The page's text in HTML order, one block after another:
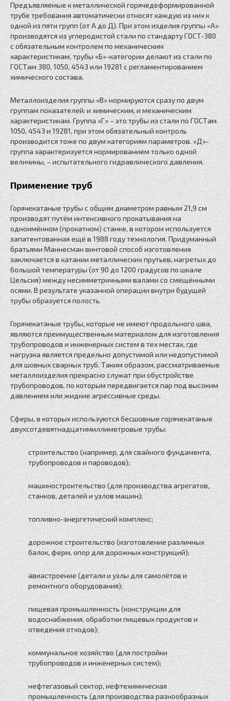
Предъявляемые к металлической горячедеформированной
трубе требования автоматически относят каждую из них к
одной из пяти групп (от А до Д). При этом изделия группы «А»
производятся из углеродистой стали по стандарту ГOCT-380
с обязательным контролем по механическим
характеристикам, трубы «Б»-категории делают из стали по
ГОСТам 380, 1050, 4543 или 19281 с регламентированием
химического состава.
Металлоизделия группы «В» нормируются сразу по двум
группам показателей: и химическим, и механическим
характеристикам. Группа «Г» – это трубы из стали по ГОСТам
1050, 4543 и 19281, при этом обязательный контроль
производится тоже по двум категориям параметров. «Д»-
группа характеризуется нормированием только одной
величины, – испытательного гидравлического давления.
Применение труб
Горячекатаные трубы с общим диаметром равным 21,9 см
производят путём интенсивного прокатывания на
одноимённом (прокатном) станке, в котором используется
запатентованная ещё в 1988 году технология. Придуманный
братьями Маннесман винтовой способ изготовления
заключается в катании металлических прутьев, нагретых до
большой температуры (от 90 до 1200 градусов по шкале
Цельсия) между несимметричными валами со смещёнными
осями. В результате указанной операции внутри будущей
трубы образуется полость.
Горячекатаные трубы, которые не имеют продольного шва,
являются преимущественным материалом для изготовления
трубопроводов и инженерных систем в тех местах, где
нагрузка является предельно допустимой или недопустимой
для шовных сварных труб. Таким образом, рассматриваемые
металлоизделия прекрасно служат при обустройстве
трубопроводов, по которым передвигается пар под высоким
давлением или жидкие агрессивные среды.
Сферы, в которых используются бесшовные горячекатаные
двухсотдевятнадцатимиллиметровые трубы:
строительство (например, для свайного фундамента,
трубопроводов и пароводов);
машиностроительство (для производства агрегатов,
станков, деталей и узлов машин);
топливно-энергетический комплекс;
дорожное строительство (изготовление различных
балок, ферм, опор для дорожных конструкций);
авиастроение (детали и узлы для самолётов и
ремонтного оборудования);
пищевая промышленность (конструкции для
водоснабжения, обработки пищевых продуктов и
отведения отходов);
коммунальное хозяйство (для постройки
трубопроводов и инженерных систем);
нефтегазовый сектор, нефтехимическая
промышленность (для производства разнообразных